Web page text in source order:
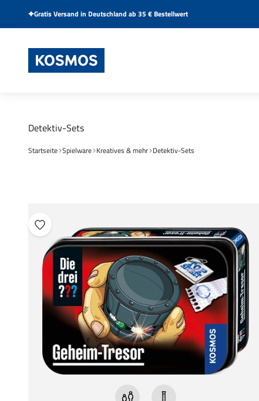
Gratis Versand in Deutschland ab 35 € Bestellwert
KOSMOS Verlag
Startseite Spielware Kreatives & mehr Detektiv-Sets